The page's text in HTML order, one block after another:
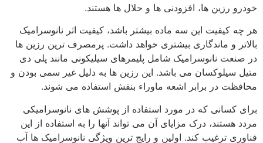
خودرو رزین ها، افزودنی ها و حلال ها هستند.
هر چه کیفیت این سه ماده بیشتر باشد، کیفیت اثر نانوسرامیک
بالاتر و ماندگاری بیشتری خواهد داشت. پرمصرف ترین رزین ها
در صنعت نانوسرامیک شامل پلیمرهای سیلیکونی مانند پلی دی
متیل سیلوکسان می باشد. این رزین ها به دلیل غیر سمی بودن و
محافظت در برابر اشعه ماوراء بنفش استفاده می شوند.
برای کسانی که در مورد استفاده از پوشش های نانوسرامیکی
مردد هستند، درک مزایای آن می تواند آنها را به استفاده از این
فناوری ترغیب کند. اولین و رایج ترین ویژگی نانوسرامیک ها آب